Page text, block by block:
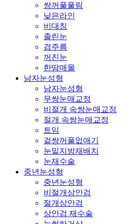
쌍꺼풀풀림
낮은라인
비대칭
졸린눈
겹주름
꺼진눈
한땀매몰
남자눈성형
남자눈성형
무쌍눈매교정
비절개 속쌍눈매교정
절개 속쌍눈매교정
트임
겉쌍꺼풀없애기
눈밑지방재배치
눈재수술
중년눈성형
중년눈성형
비절개상안검
절개상안검
상안검 재수술